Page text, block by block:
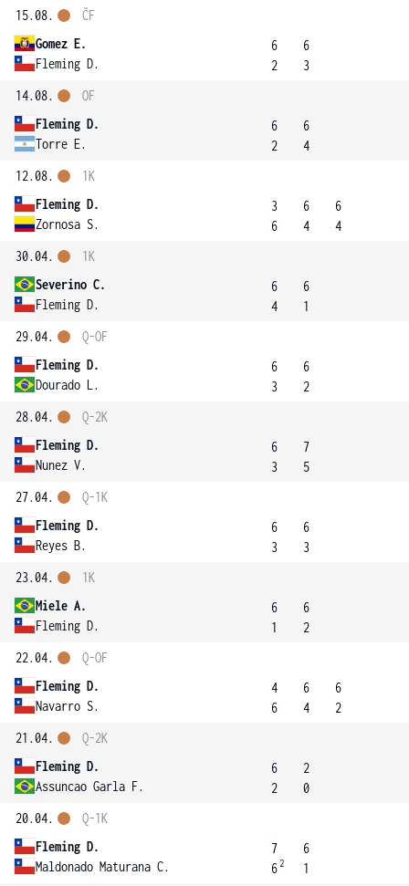
15.08.
Gomez E.
Fleming D.
ČF
6
2
6
3
14.08.
Fleming D.
Torre E.
OF
6
2
6
4
12.08.
Fleming D.
Zornosa S.
1K
3
6
6
4
6
4
30.04.
Severino C.
Fleming D.
1K
6
4
6
1
29.04.
Fleming D.
Dourado L.
Q-OF
6
3
6
2
28.04.
Fleming D.
Nunez V.
Q-2K
6
3
7
5
27.04.
Fleming D.
Reyes B.
Q-1K
6
3
6
3
23.04.
Miele A.
Fleming D.
1K
6
1
6
2
22.04.
Fleming D.
Navarro S.
Q-OF
4
6
6
4
6
2
21.04.
Fleming D.
Assuncao Garla F.
Q-2K
6
2
2
0
20.04.
Fleming D.
Maldonado Maturana C.
Q-1K
7
62
6
1